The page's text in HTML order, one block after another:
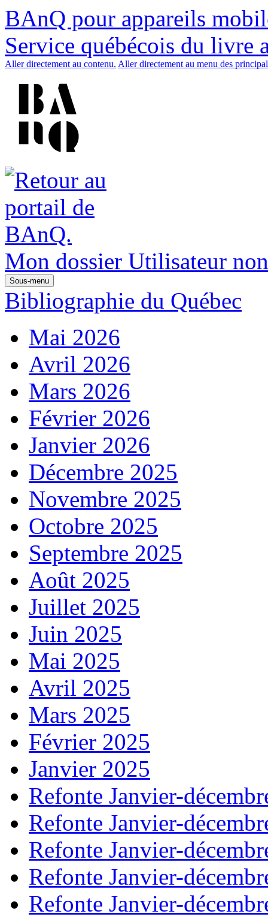
BAnQ pour appareils
Service québécois du livre
Aller directement au contenu. Aller directement au menu des
Mon dossier Utilisateur
Sous-menu
Bibliographie du Québec
Mai 2026
Avril 2026
Mars 2026
Février 2026
Janvier 2026
Décembre 2025
Novembre 2025
Octobre 2025
Septembre 2025
Août 2025
Juillet 2025
Juin 2025
Mai 2025
Avril 2025
Mars 2025
Février 2025
Janvier 2025
Refonte Janvier-
Refonte Janvier-
Refonte Janvier-
Refonte Janvier-
Refonte Janvier-